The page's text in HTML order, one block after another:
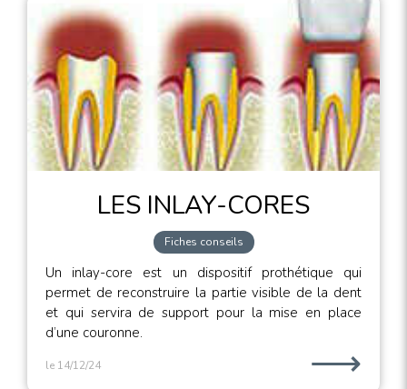
LES INLAY-CORES
Fiches conseils
Un inlay-core est un dispositif prothétique qui
permet de reconstruire la partie visible de la dent
et qui servira de support pour la mise en place
d’une couronne.
le 14/12/24 ⟶